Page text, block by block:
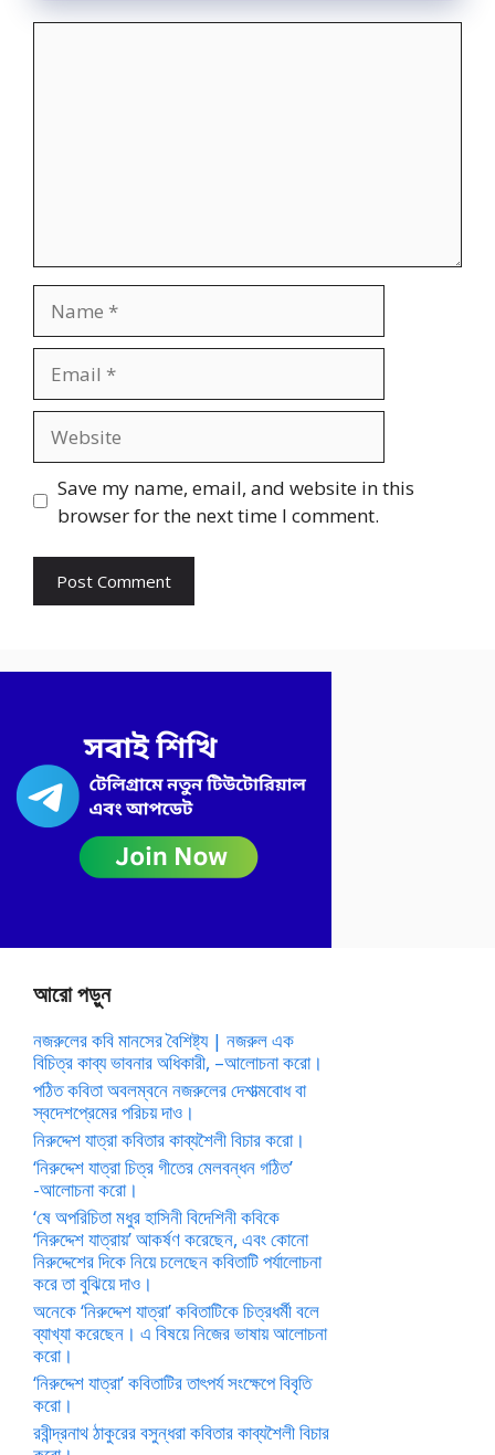
Save my name, email, and website in this
browser for the next time I comment.
আরো পড়ুন
নজরুলের কবি মানসের বৈশিষ্ট্য | নজরুল এক
বিচিত্র কাব্য ভাবনার অধিকারী, –আলোচনা করো।
পঠিত কবিতা অবলম্বনে নজরুলের দেশাত্মবোধ বা
স্বদেশপ্রেমের পরিচয় দাও।
নিরুদ্দেশ যাত্রা কবিতার কাব্যশৈলী বিচার করো।
‘নিরুদ্দেশ যাত্রা চিত্র গীতের মেলবন্ধন গঠিত’
-আলোচনা করো।
‘ষে অপরিচিতা মধুর হাসিনী বিদেশিনী কবিকে
‘নিরুদ্দেশ যাত্রায়’ আকর্ষণ করেছেন, এবং কোনো
নিরুদ্দেশের দিকে নিয়ে চলেছেন কবিতাটি পর্যালোচনা
করে তা বুঝিয়ে দাও।
অনেকে ‘নিরুদ্দেশ যাত্রা’ কবিতাটিকে চিত্রধর্মী বলে
ব্যাখ্যা করেছেন। এ বিষয়ে নিজের ভাষায় আলোচনা
করো।
‘নিরুদ্দেশ যাত্রা’ কবিতাটির তাৎপর্য সংক্ষেপে বিবৃতি
করো।
রবীন্দ্রনাথ ঠাকুরের বসুন্ধরা কবিতার কাব্যশৈলী বিচার